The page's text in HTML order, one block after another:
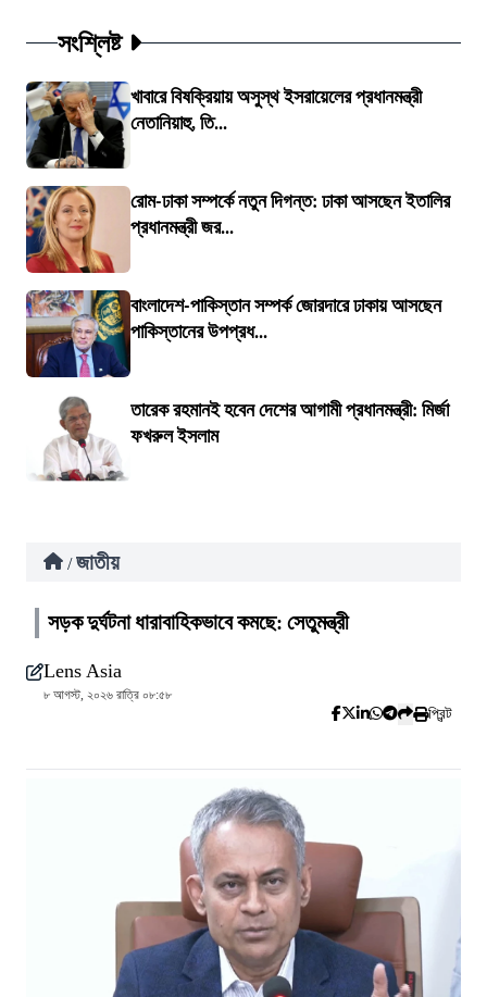
সংশ্লিষ্ট
খাবারে বিষক্রিয়ায় অসুস্থ ইসরায়েলের প্রধানমন্ত্রী
নেতানিয়াহু, তি...
রোম-ঢাকা সম্পর্কে নতুন দিগন্ত: ঢাকা আসছেন ইতালির
প্রধানমন্ত্রী জর...
বাংলাদেশ-পাকিস্তান সম্পর্ক জোরদারে ঢাকায় আসছেন
পাকিস্তানের উপপ্রধ...
তারেক রহমানই হবেন দেশের আগামী প্রধানমন্ত্রী: মির্জা
ফখরুল ইসলাম
/ জাতীয়
সড়ক দুর্ঘটনা ধারাবাহিকভাবে কমছে: সেতুমন্ত্রী
Lens Asia
৮ আগস্ট, ২০২৬ রাত্রি ০৮:৫৮
প্রিন্ট